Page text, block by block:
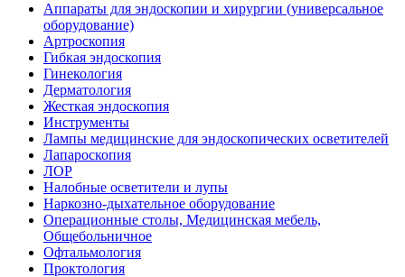
Аппараты для эндоскопии и хирургии (универсальное
оборудование)
Артроскопия
Гибкая эндоскопия
Гинекология
Дерматология
Жесткая эндоскопия
Инструменты
Лампы медицинские для эндоскопических осветителей
Лапароскопия
ЛОР
Налобные осветители и лупы
Наркозно-дыхательное оборудование
Операционные столы, Медицинская мебель,
Общебольничное
Офтальмология
Проктология